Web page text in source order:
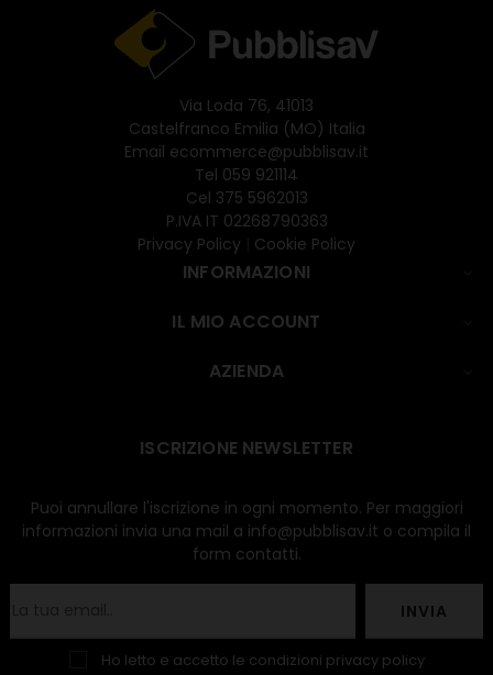
Via Loda 76, 41013
Castelfranco Emilia (MO) Italia
Email ecommerce@pubblisav.it
Tel 059 921114
Cel 375 5962013
P.IVA IT 02268790363
Privacy Policy
Cookie Policy
INFORMAZIONI
IL MIO ACCOUNT
AZIENDA
ISCRIZIONE NEWSLETTER
Puoi annullare l'iscrizione in ogni momento. Per maggiori
informazioni invia una mail a info@pubblisav.it o compila il
form contatti.
INVIA
Ho letto e accetto le condizioni privacy policy